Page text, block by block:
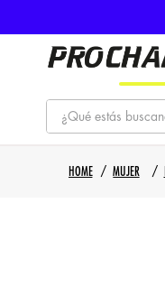
¿Qué estás buscando?
1. tenis
MUJER